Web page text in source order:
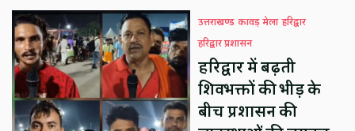
उत्तराखण्ड कावड़ मेला हरिद्वार
हरिद्वार प्रशासन
हरिद्वार में बढ़ती
शिवभक्तों की भीड़ के
बीच प्रशासन की